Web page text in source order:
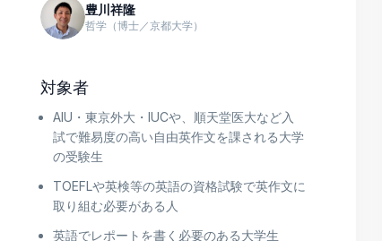
豊川祥隆
哲学（博士／京都大学）
対象者
AIU・東京外大・IUCや、順天堂医大など入
試で難易度の高い自由英作文を課される大学
の受験生
TOEFLや英検等の英語の資格試験で英作文に
取り組む必要がある人
英語でレポートを書く必要のある大学生